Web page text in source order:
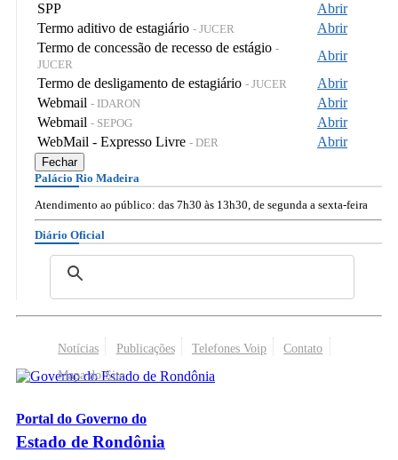
SPP
Abrir
Termo aditivo de estagiário - JUCER
Abrir
Termo de concessão de recesso de estágio -
JUCER
Abrir
Termo de desligamento de estagiário - JUCER
Abrir
Webmail - IDARON
Abrir
Webmail - SEPOG
Abrir
WebMail - Expresso Livre - DER Abrir
Fechar
Palácio Rio Madeira
Atendimento ao público: das 7h30 às 13h30, de segunda a sexta-feira
Diário Oficial
Notícias Publicações Telefones Voip
Contato
Mapa do Site
Portal do Governo do
Estado de Rondônia